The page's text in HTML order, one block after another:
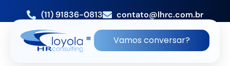
(11) 91836-0813 contato@lhrc.com.br
Vamos conversar?
TAG:LIVRO INTELIGENCIA
CENICA